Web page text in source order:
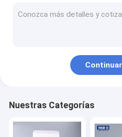
Kit de pruebas rápidas de
Continuar
Nuestras Categorías